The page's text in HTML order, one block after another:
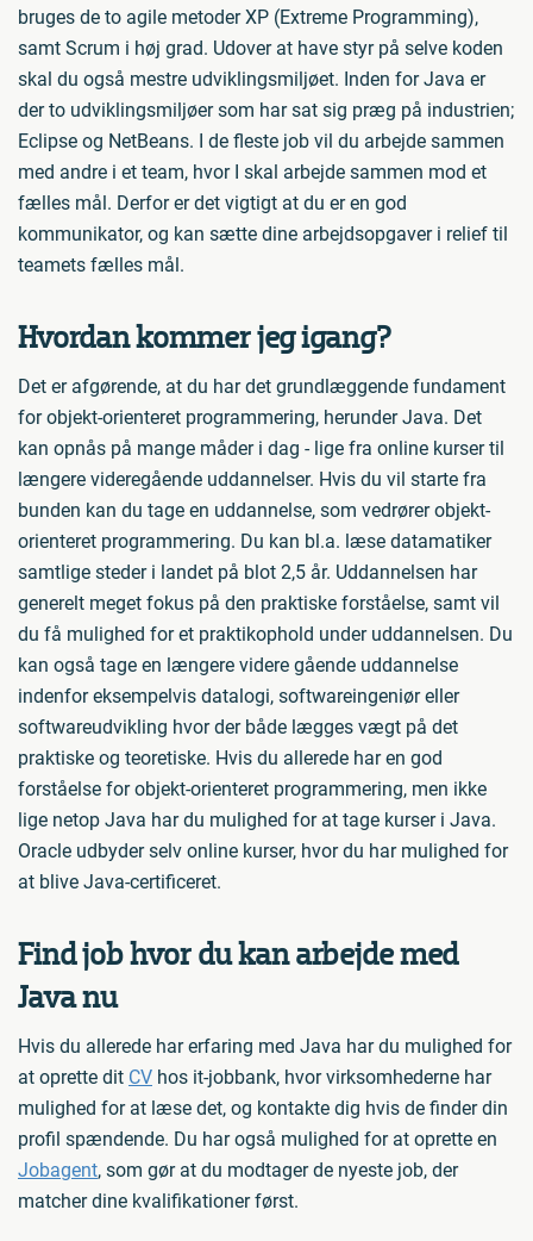
bruges de to agile metoder XP (Extreme Programming),
samt Scrum i høj grad. Udover at have styr på selve koden
skal du også mestre udviklingsmiljøet. Inden for Java er
der to udviklingsmiljøer som har sat sig præg på industrien;
Eclipse og NetBeans. I de fleste job vil du arbejde sammen
med andre i et team, hvor I skal arbejde sammen mod et
fælles mål. Derfor er det vigtigt at du er en god
kommunikator, og kan sætte dine arbejdsopgaver i relief til
teamets fælles mål.
Hvordan kommer jeg igang?
Det er afgørende, at du har det grundlæggende fundament
for objekt-orienteret programmering, herunder Java. Det
kan opnås på mange måder i dag - lige fra online kurser til
længere videregående uddannelser. Hvis du vil starte fra
bunden kan du tage en uddannelse, som vedrører objekt-
orienteret programmering. Du kan bl.a. læse datamatiker
samtlige steder i landet på blot 2,5 år. Uddannelsen har
generelt meget fokus på den praktiske forståelse, samt vil
du få mulighed for et praktikophold under uddannelsen. Du
kan også tage en længere videre gående uddannelse
indenfor eksempelvis datalogi, softwareingeniør eller
softwareudvikling hvor der både lægges vægt på det
praktiske og teoretiske. Hvis du allerede har en god
forståelse for objekt-orienteret programmering, men ikke
lige netop Java har du mulighed for at tage kurser i Java.
Oracle udbyder selv online kurser, hvor du har mulighed for
at blive Java-certificeret.
Find job hvor du kan arbejde med
Java nu
Hvis du allerede har erfaring med Java har du mulighed for
at oprette dit CV hos it-jobbank, hvor virksomhederne har
mulighed for at læse det, og kontakte dig hvis de finder din
profil spændende. Du har også mulighed for at oprette en
Jobagent, som gør at du modtager de nyeste job, der
matcher dine kvalifikationer først.